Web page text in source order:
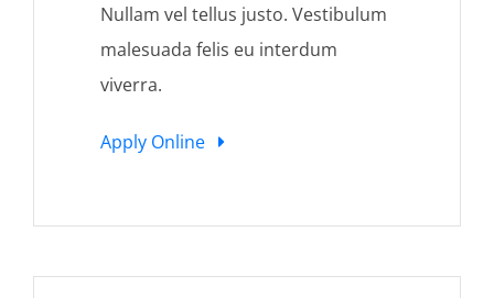
Nullam vel tellus justo. Vestibulum
malesuada felis eu interdum
viverra.
Apply Online